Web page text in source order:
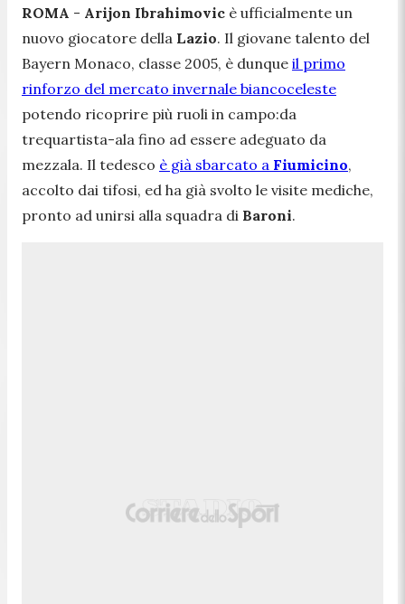
ROMA - Arijon Ibrahimovic è ufficialmente un
nuovo giocatore della Lazio. Il giovane talento del
Bayern Monaco, classe 2005, è dunque il primo
rinforzo del mercato invernale biancoceleste
potendo ricoprire più ruoli in campo:da
trequartista-ala fino ad essere adeguato da
mezzala. Il tedesco è già sbarcato a Fiumicino,
accolto dai tifosi, ed ha già svolto le visite mediche,
pronto ad unirsi alla squadra di Baroni.